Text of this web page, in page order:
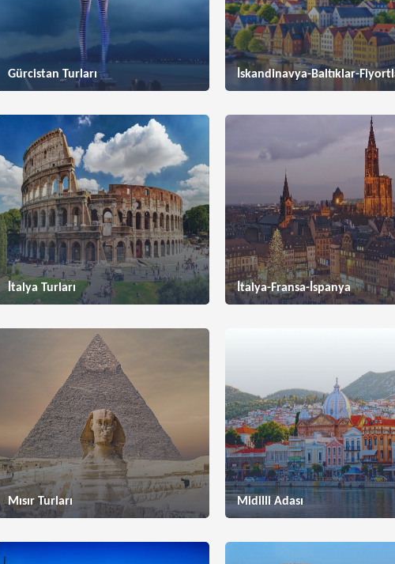
Gürcistan Turları İskandinavya-Baltıklar-
İtalya Turları İtalya-Fransa-İspanya
Mısır Turları Midilli Adası